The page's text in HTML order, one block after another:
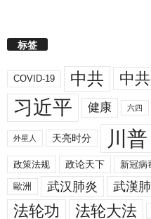
标签
COVID-19 中共 中
习近平 健康 六四
外星人 天亮时分 川普
政策法规 政论天下 新冠病
歐洲 武汉肺炎 武漢
法轮功 法轮大法